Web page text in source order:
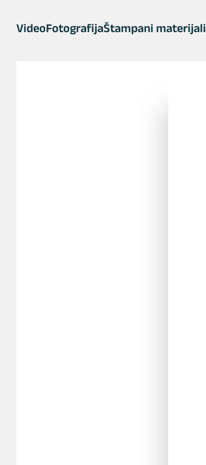
VideoFotografijaŠtampani materijali